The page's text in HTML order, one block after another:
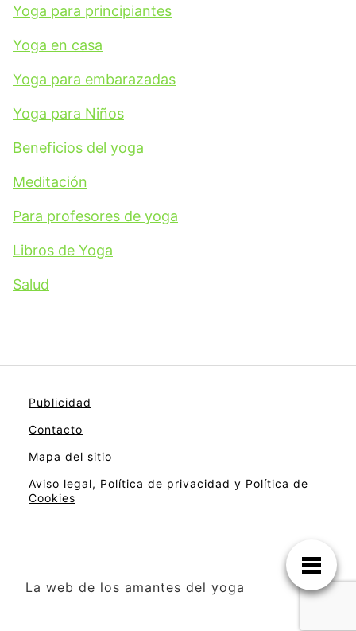
Yoga para principiantes
Yoga en casa
Yoga para embarazadas
Yoga para Niños
Beneficios del yoga
Meditación
Para profesores de yoga
Libros de Yoga
Salud
Publicidad
Contacto
Mapa del sitio
Aviso legal, Política de privacidad y Política de
Cookies
La web de los amantes del yoga